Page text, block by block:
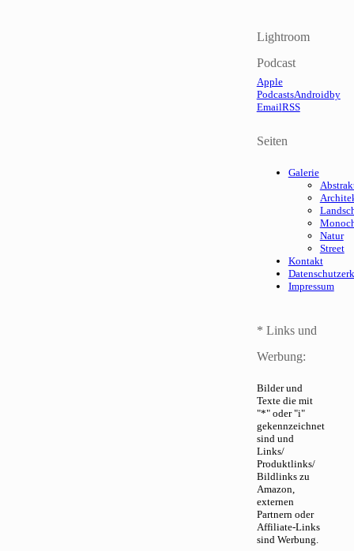
Lightroom
Podcast
Apple
PodcastsAndroidby
EmailRSS
Seiten
Galerie
Natur
Street
Kontakt
Impressum
* Links und
Werbung:
Bilder und
Texte die mit
"*" oder "i"
gekennzeichnet
sind und
Links/
Produktlinks/
Bildlinks zu
Amazon,
externen
Partnern oder
Affiliate-Links
sind Werbung.